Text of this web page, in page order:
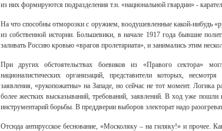
из них формируются подразделения т.н. «национальной гвардии» -
На что способны отморозки с оружием, воодушевленные какой-нибудь
из собственной истории. Большевики, в начале 1917 года бывшие
заливать Россию кровью «врагов пролетариата», и занимались этим
При других обстоятельствах боевиков из «Правого сектора»
националистических организаций, представители которых,
заявления, «рукопожатны» на Западе, но сейчас не тот момент. Логика
более жестких высказываний, требований, заявлений. В ход уже
инструментарий борьбы. В преддверии выборов электорат надо
Отсюда антирусское беснование, «Москоляку – на гиляку!» и прочее.